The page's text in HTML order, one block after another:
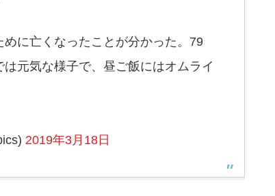
に亡くなったことが分かった。79
元気な様子で、昼ご飯にはオムライ
2019年3月18日